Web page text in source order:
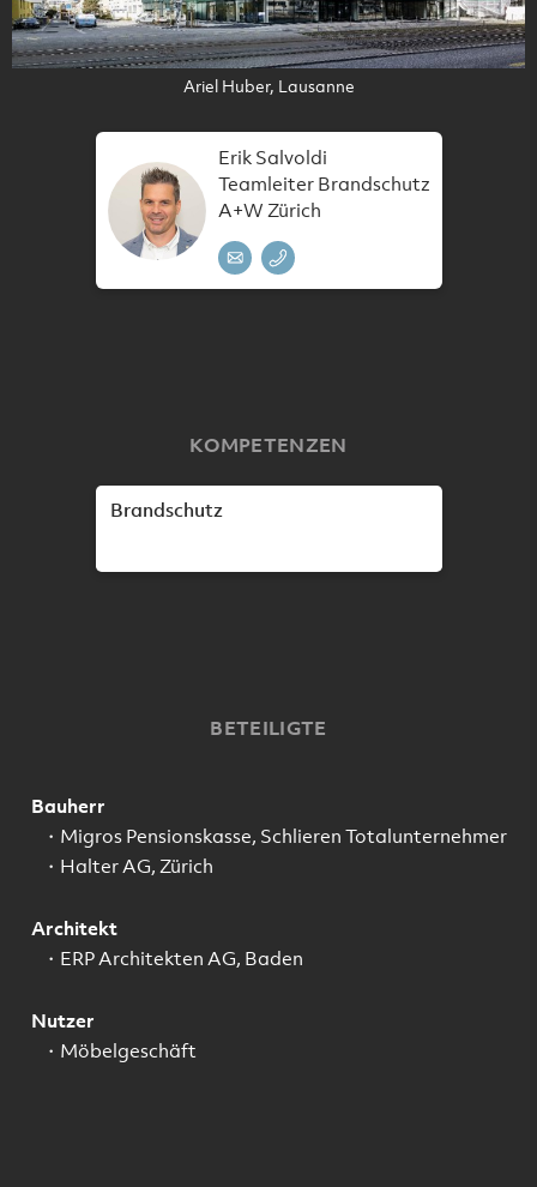
Ariel Huber, Lausanne
Erik Salvoldi
Teamleiter Brandschutz
A+W Zürich
KOMPETENZEN
Brandschutz
BETEILIGTE
Bauherr
Migros Pensionskasse, Schlieren Totalunternehmer
Halter AG, Zürich
Architekt
ERP Architekten AG, Baden
Nutzer
Möbelgeschäft